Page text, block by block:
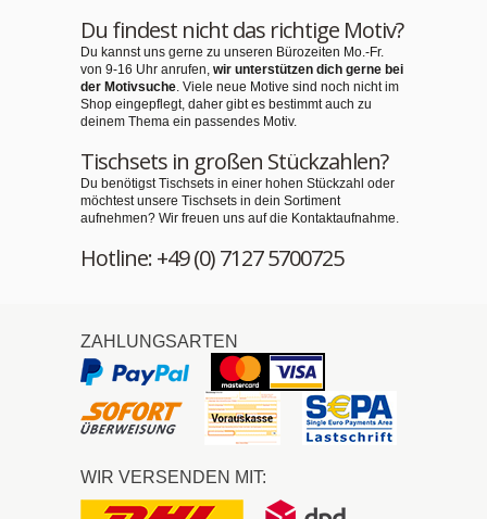
Du findest nicht das richtige Motiv?
Du kannst uns gerne zu unseren Bürozeiten Mo.-Fr.
von 9-16 Uhr anrufen, wir unterstützen dich gerne bei
der Motivsuche. Viele neue Motive sind noch nicht im
Shop eingepflegt, daher gibt es bestimmt auch zu
deinem Thema ein passendes Motiv.
Tischsets in großen Stückzahlen?
Du benötigst Tischsets in einer hohen Stückzahl oder
möchtest unsere Tischsets in dein Sortiment
aufnehmen? Wir freuen uns auf die Kontaktaufnahme.
Hotline: +49 (0) 7127 5700725
ZAHLUNGSARTEN
WIR VERSENDEN MIT: